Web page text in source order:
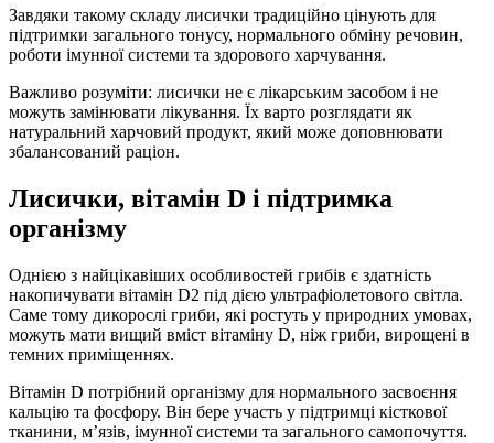
Завдяки такому складу лисички традиційно цінують для
підтримки загального тонусу, нормального обміну речовин,
роботи імунної системи та здорового харчування.
Важливо розуміти: лисички не є лікарським засобом і не
можуть замінювати лікування. Їх варто розглядати як
натуральний харчовий продукт, який може доповнювати
збалансований раціон.
Лисички, вітамін D і підтримка
організму
Однією з найцікавіших особливостей грибів є здатність
накопичувати вітамін D2 під дією ультрафіолетового світла.
Саме тому дикорослі гриби, які ростуть у природних умовах,
можуть мати вищий вміст вітаміну D, ніж гриби, вирощені в
темних приміщеннях.
Вітамін D потрібний організму для нормального засвоєння
кальцію та фосфору. Він бере участь у підтримці кісткової
тканини, м’язів, імунної системи та загального самопочуття.